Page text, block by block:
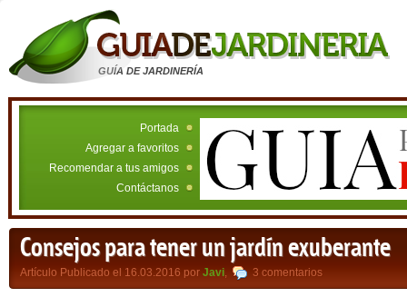
GUÍA DE JARDINERÍA
Portada
Agregar a favoritos
Recomendar a tus amigos
Contáctanos
Consejos para tener un jardín exuberante
Artículo Publicado el 16.03.2016 por Javi, 3 comentarios